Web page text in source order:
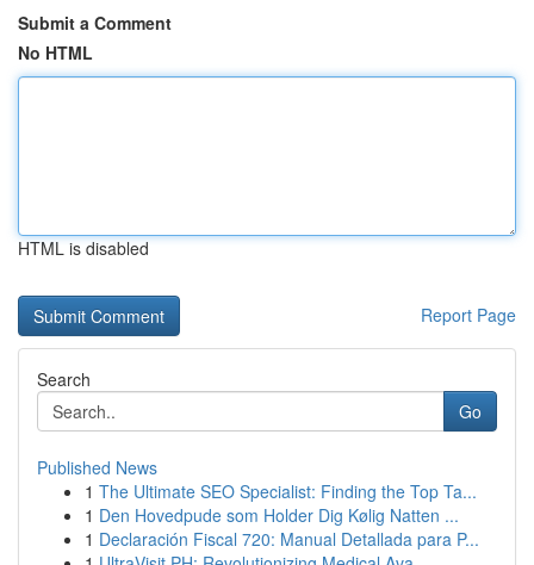
Submit a Comment
No HTML
HTML is disabled
Report Page
Search
Go
Published News
1 The Ultimate SEO Specialist: Finding the Top Ta...
1 Den Hovedpude som Holder Dig Kølig Natten ...
1 Declaración Fiscal 720: Manual Detallada para P...